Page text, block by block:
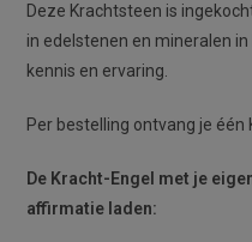
Deze Krachtsteen is
in edelstenen en mineralen
kennis en ervaring.
Per bestelling ontvang je één
De Kracht-Engel met je
affirmatie laden: